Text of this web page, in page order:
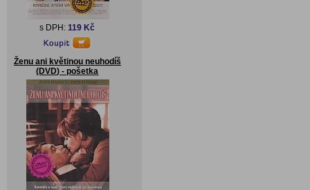
s DPH:119 Kč
Ženu ani květinou neuhodíš
(DVD) - pošetka